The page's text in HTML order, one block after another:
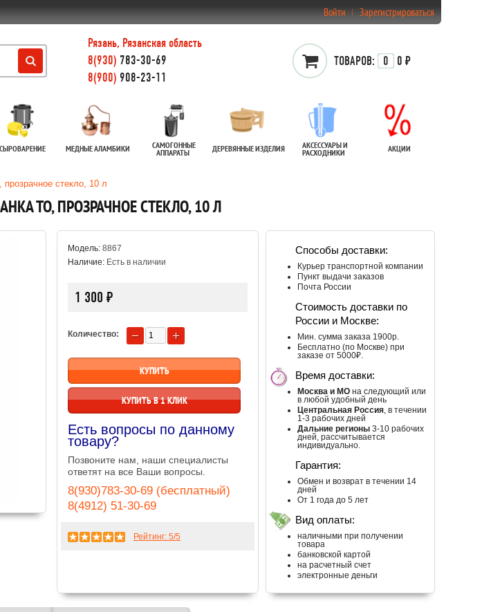
Войти Зарегистрироваться
Рязань, Рязанская область
8(930) 783-30-69
8(900) 908-23-11
ТОВАРОВ: 0 0 ₽
СЫРОВАРЕНИЕ МЕДНЫЕ АЛАМБИКИ САМОГОННЫЕ
АППАРАТЫ ДЕРЕВЯННЫЕ ИЗДЕЛИЯ АКСЕССУАРЫ И
РАСХОДНИКИ АКЦИИ
прозрачное стекло, 10 л
ТО, ПРОЗРАЧНОЕ СТЕКЛО, 10 Л
Модель: 8867
Наличие: Есть в наличии
1 300 ₽
Количество:
КУПИТЬ В 1 КЛИК
Есть вопросы по данному
товару?
Позвоните нам, наши специалисты
ответят на все Ваши вопросы.
8(930)783-30-69 (бесплатный)
8(4912) 51-30-69
Рейтинг: 5/5
Способы доставки:
Курьер транспортной компании
Пункт выдачи заказов
Почта России
Стоимость доставки по
России и Москве:
Мин. сумма заказа 1900р.
Бесплатно (по Москве) при
заказе от 5000₽.
Время доставки:
Москва и МО на следующий или
в любой удобный день
Центральная Россия, в течении
1-3 рабочих дней
Дальние регионы 3-10 рабочих
дней, рассчитывается
индивидуально.
Гарантия:
Обмен и возврат в течении 14
дней
От 1 года до 5 лет
Вид оплаты:
наличными при получении
товара
банковской картой
на расчетный счет
электронные деньги